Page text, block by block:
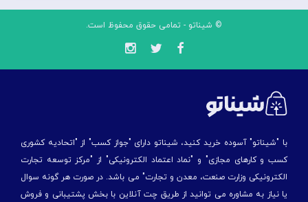
© شیناتو - تمامی حقوق محفوظ است.
با "شیناتو" آسوده خرید کنید، شیناتو دارای "جواز کسب" از "اتحادیه کشوری
کسب و کارهای مجازی" و "نماد اعتماد الکترونیکی" از "مركز توسعه تجارت
الكترونیكی وزارت صنعت، معدن و تجارت" می باشد. در صورت هر گونه سوال
یا نیاز به مشاوره می توانید از طریق چت آنلاین با بخش پشتیبانی و فروش